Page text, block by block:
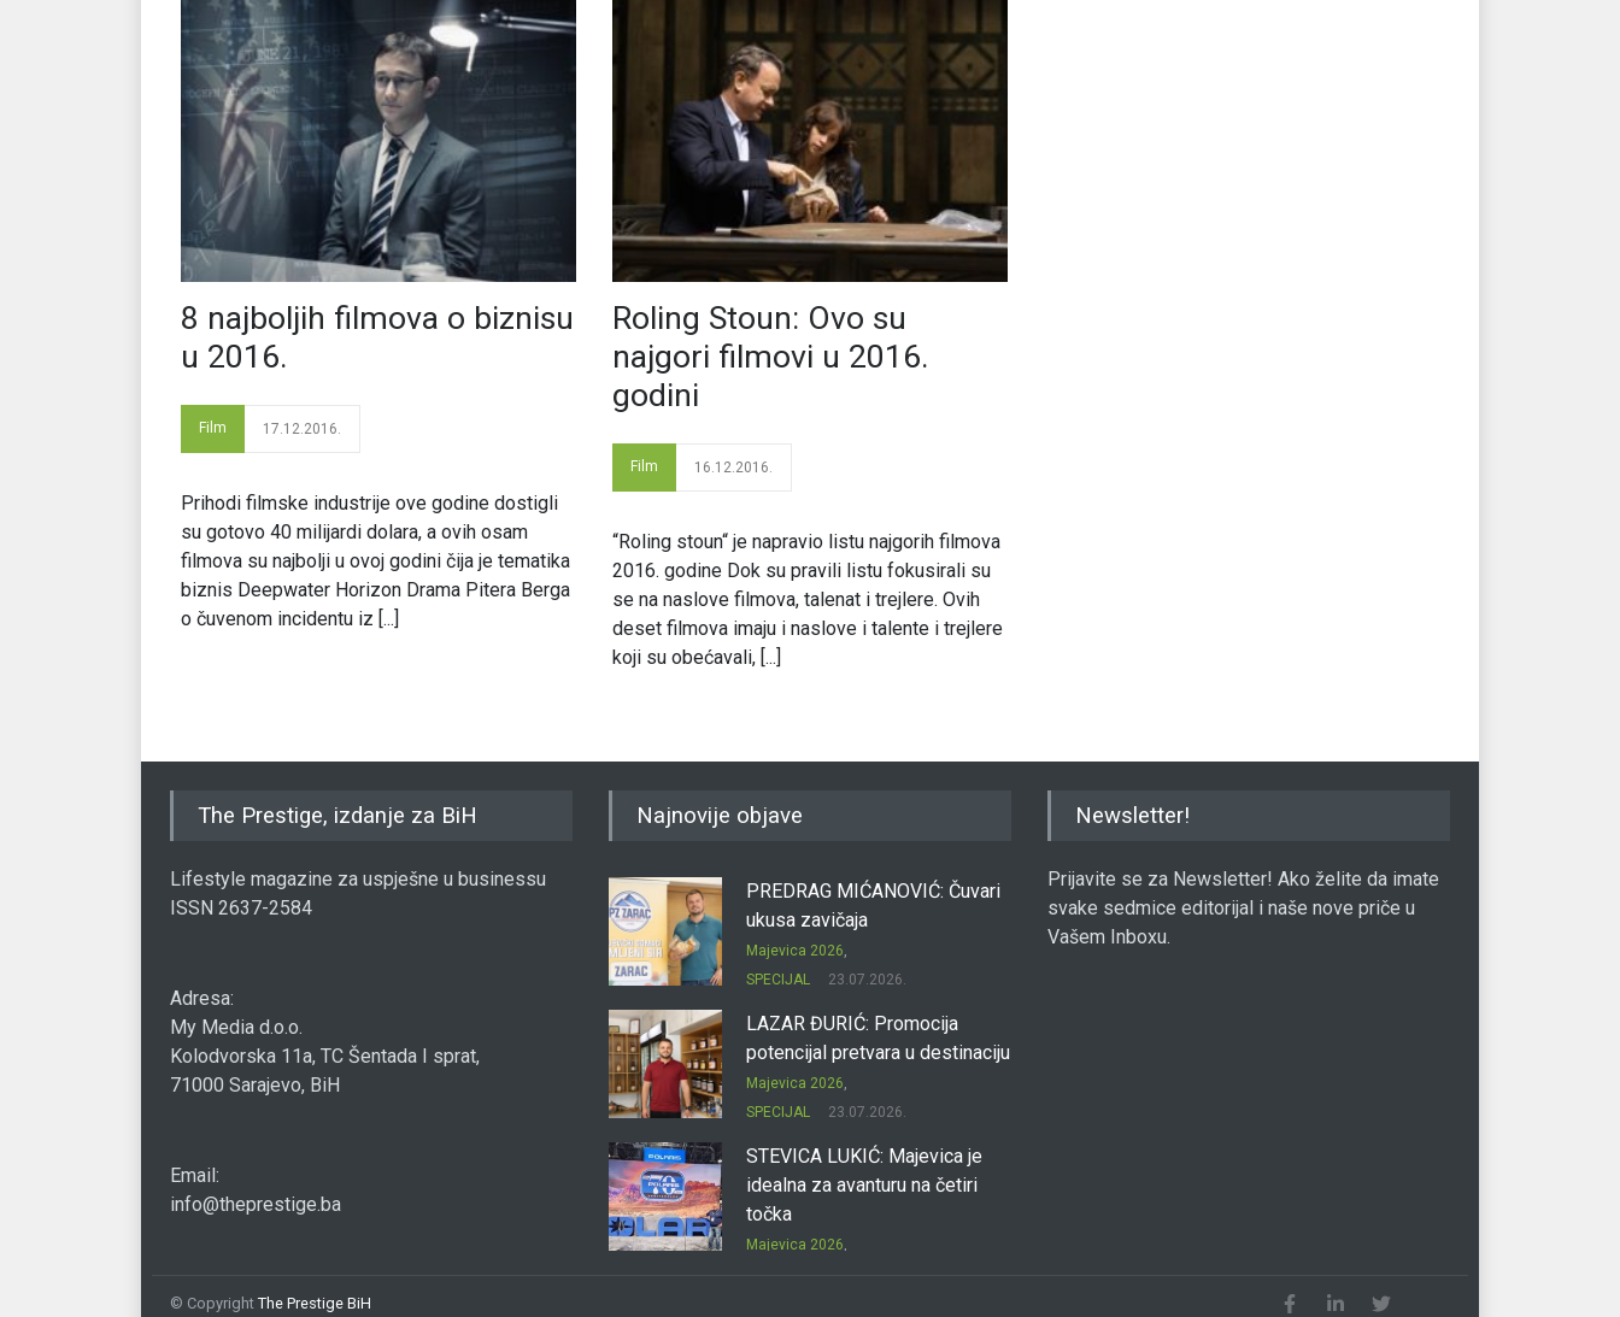
8 najboljih filmova o biznisu
u 2016.
Film 17.12.2016.
Prihodi filmske industrije ove godine dostigli
su gotovo 40 milijardi dolara, a ovih osam
filmova su najbolji u ovoj godini čija je tematika
biznis Deepwater Horizon Drama Pitera Berga
o čuvenom incidentu iz [...]
Roling Stoun: Ovo su
najgori filmovi u 2016.
godini
Film 16.12.2016.
“Roling stoun“ je napravio listu najgorih filmova
2016. godine Dok su pravili listu fokusirali su
se na naslove filmova, talenat i trejlere. Ovih
deset filmova imaju i naslove i talente i trejlere
koji su obećavali, [...]
The Prestige, izdanje za BiH
Lifestyle magazine za uspješne u businessu
ISSN 2637-2584
Adresa:
My Media d.o.o.
Kolodvorska 11a, TC Šentada I sprat,
71000 Sarajevo, BiH
Email:
info@theprestige.ba
Najnovije objave
PREDRAG MIĆANOVIĆ: Čuvari
ukusa zavičaja
Majevica 2026,
SPECIJAL
23.07.2026.
LAZAR ĐURIĆ: Promocija
potencijal pretvara u destinaciju
Majevica 2026,
SPECIJAL
23.07.2026.
STEVICA LUKIĆ: Majevica je
idealna za avanturu na četiri
točka
Majevica 2026,
Newsletter!
Prijavite se za Newsletter! Ako želite da imate
svake sedmice editorijal i naše nove priče u
Vašem Inboxu.
© Copyright The Prestige BiH